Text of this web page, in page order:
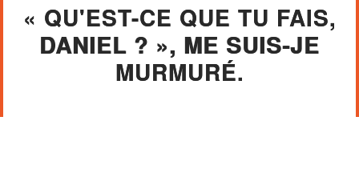
« QU'EST-CE QUE TU FAIS,
DANIEL ? », ME SUIS-JE
MURMURÉ.